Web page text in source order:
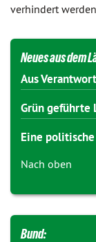
verhindert
Neues aus dem
Aus
Grün geführte
Eine
Nach oben
Bund: